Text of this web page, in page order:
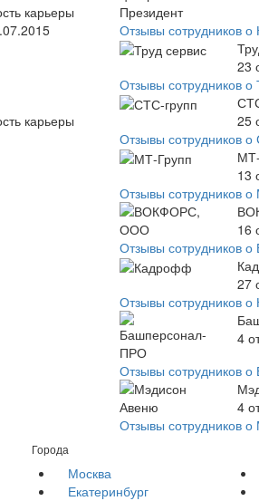
карьеры
карьеры
Отзывы сотрудников
23
Отзывы сотрудников о
25
Отзывы сотрудников о
13
Отзывы сотрудников
16
Отзывы
27
Отзывы сотрудников
4
Отзывы сотрудников
4
Отзывы сотрудников
Города
Москва
Екатеринбург